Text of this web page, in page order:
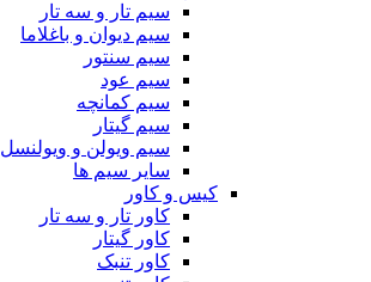
سیم تار و سه تار
سیم دیوان و باغلاما
سیم سنتور
سیم عود
سیم کمانچه
سیم گیتار
سیم ویولن و ویولنسل
سایر سیم ها
کیس و کاور
کاور تار و سه تار
کاور گیتار
کاور تنبک